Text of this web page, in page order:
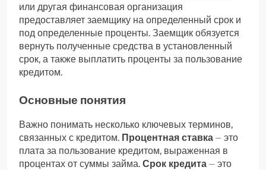
или другая финансовая организация
предоставляет заемщику на определенный срок и
под определенные проценты. Заемщик обязуется
вернуть полученные средства в установленный
срок, а также выплатить проценты за пользование
кредитом.
Основные понятия
Важно понимать несколько ключевых терминов,
связанных с кредитом. Процентная ставка ⏤ это
плата за пользование кредитом, выраженная в
процентах от суммы займа. Срок кредита ⏤ это